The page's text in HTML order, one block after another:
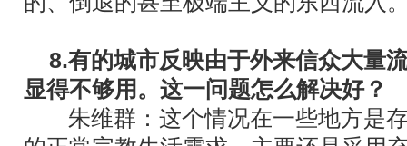
8.有的城市反映由于外来信众大量
显得不够用。这一问题怎么解决好？
朱维群：这个情况在一些地方是